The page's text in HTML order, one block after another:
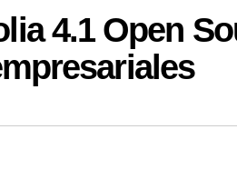
4.1 Open